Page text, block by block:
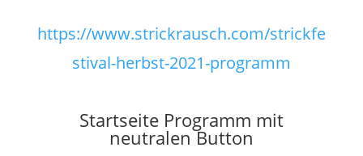
https://www.strickrausch.com/strickfe
stival-herbst-2021-programm
Startseite Programm mit
neutralen Button